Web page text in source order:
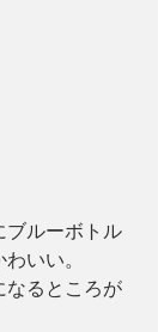
ブルーボトル
いい。
なるところが